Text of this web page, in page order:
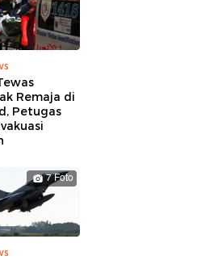
Remaja di
Petugas
7 Foto